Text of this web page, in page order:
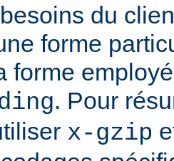
du
forme
forme
. Pour
x-gzip